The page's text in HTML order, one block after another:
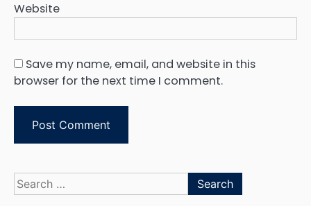
Website
Save my name, email, and website in this
browser for the next time I comment.
Search
for: